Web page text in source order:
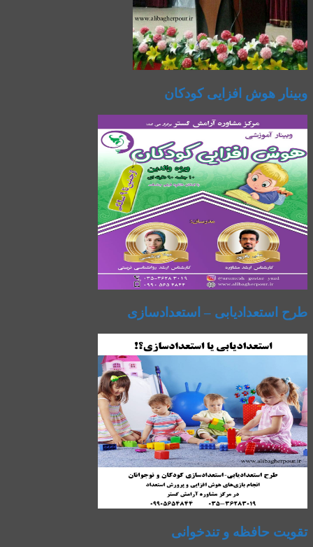
وبینار هوش افزایی کودکان
طرح استعدادیابی – استعدادسازی
تقویت حافظه و تندخوانی